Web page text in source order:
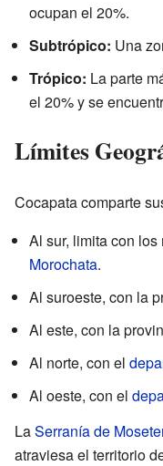
ocupan el 20%.
Subtrópico: Una
Trópico: La parte
el 20% y se
Límites
Cocapata comparte
Al sur, limita con
Morochata.
Al suroeste, con la
Al este, con la
Al norte, con el
Al oeste, con el
LaSerranía de
atraviesa el territorio